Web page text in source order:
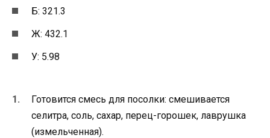
Б: 321.3
Ж: 432.1
У: 5.98
Готовится смесь для посолки: смешивается
селитра, соль, сахар, перец-горошек, лаврушка
(измельченная).